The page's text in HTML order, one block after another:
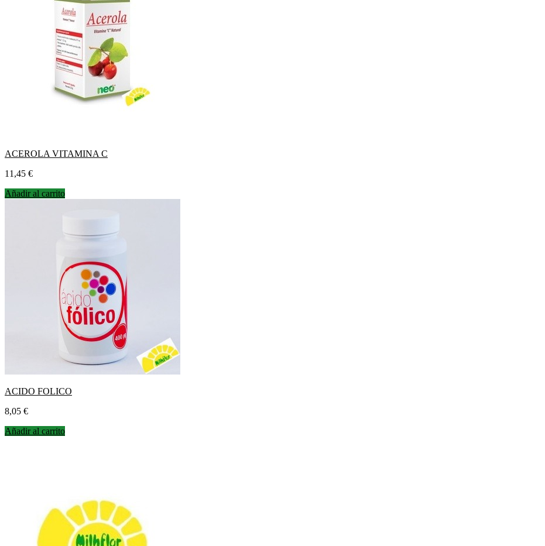
ACEROLA VITAMINA C
Precio
11,45 €
Añadir al carrito
ACIDO FOLICO
Precio
8,05 €
Añadir al carrito